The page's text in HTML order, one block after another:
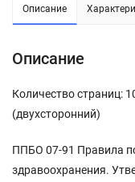
Описание
Описание
Количество страниц:
(двухсторонний)
ППБО 07-91 Правила
здравоохранения.